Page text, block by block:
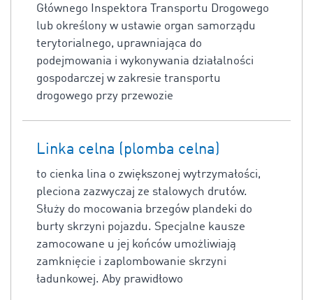
Głównego Inspektora Transportu Drogowego
lub określony w ustawie organ samorządu
terytorialnego, uprawniająca do
podejmowania i wykonywania działalności
gospodarczej w zakresie transportu
drogowego przy przewozie
Linka celna (plomba celna)
to cienka lina o zwiększonej wytrzymałości,
pleciona zazwyczaj ze stalowych drutów.
Służy do mocowania brzegów plandeki do
burty skrzyni pojazdu. Specjalne kausze
zamocowane u jej końców umożliwiają
zamknięcie i zaplombowanie skrzyni
ładunkowej. Aby prawidłowo